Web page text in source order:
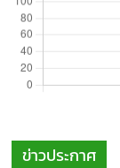
ข่าวประกาศ